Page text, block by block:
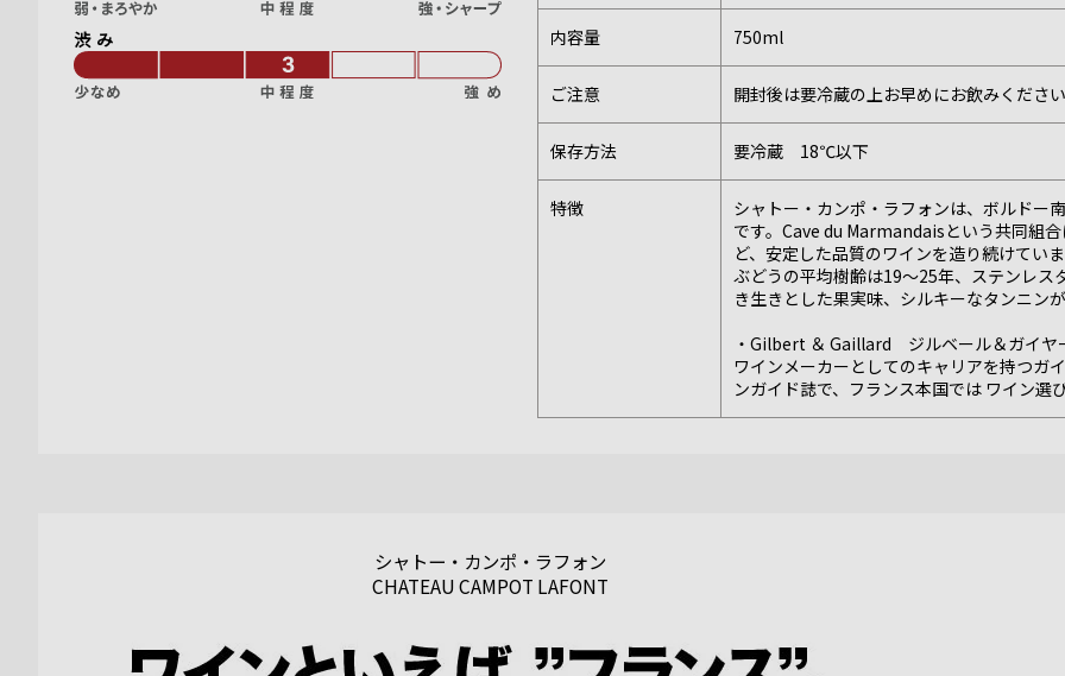
渋み 内容量 750ml
ご注意 開封後は要冷蔵の上お早めにお飲みください
保存方法 要冷蔵 18℃以下
特徴
シャトー・カンポ・ラフォンは、ボルドー
です。Cave du Marmandaisという共同組
ど、安定した品質のワインを造り続けていま
ぶどうの平均樹齢は19～25年、ステンレ
き生きとした果実味、シルキーなタンニン
・Gilbert ＆ Gaillard ジルベール＆ガイ
ワインメーカーとしてのキャリアを持つガ
ンガイド誌で、フランス本国では ワイン選
シャトー・カンポ・ラフォン
CHATEAU CAMPOT LAFONT